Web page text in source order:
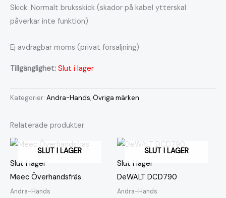
Skick: Normalt bruksskick (skador på kabel ytterskal
påverkar inte funktion)
Ej avdragbar moms (privat försäljning)
Tillgänglighet: Slut i lager
Kategorier: Andra-Hands,Övriga märken
Relaterade produkter
SLUT I LAGER
Slut i lager
Meec Överhandsfräs
Andra-Hands
SLUT I LAGER
Slut i lager
DeWALT DCD790
Andra-Hands